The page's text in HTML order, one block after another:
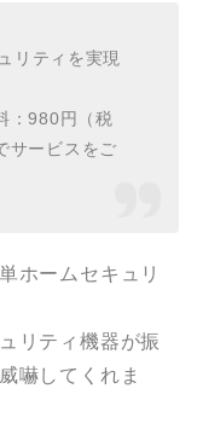
リティを実現
：980円（税
サービスをご
ホームセキュリ
リティ機器が振
嚇してくれま